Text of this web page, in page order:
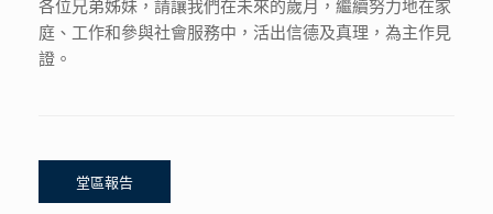
各位兄弟姊妹，請讓我們在未來的歲月，繼續努力地在家
庭、工作和參與社會服務中，活出信德及真理，為主作見
證。